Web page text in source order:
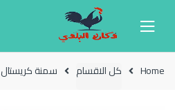
Home كل الاقسام سمنة كريستال 1.5 كيلو